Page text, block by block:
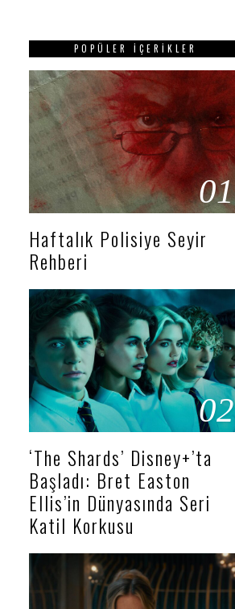
POPÜLER İÇERIKLER
01
Haftalık Polisiye Seyir
Rehberi
02
‘The Shards’ Disney+’ta
Başladı: Bret Easton
Ellis’in Dünyasında Seri
Katil Korkusu